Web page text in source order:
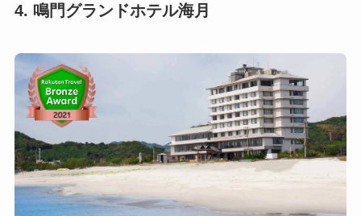
4. 鳴門グランドホテル海月